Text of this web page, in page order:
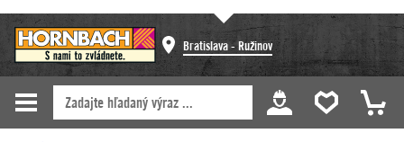
Bratislava - Ružinov